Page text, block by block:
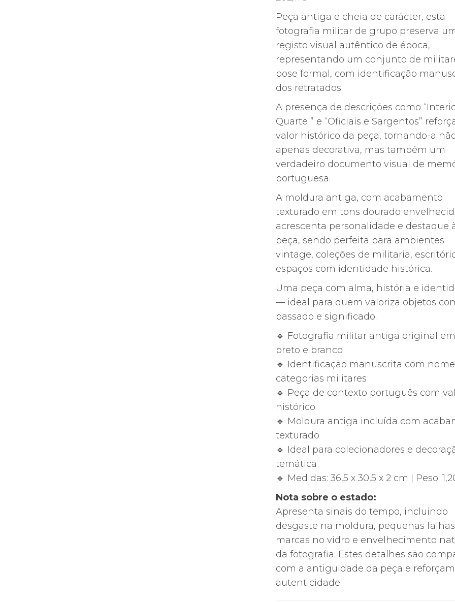
Peça antiga e cheia de carácter, esta
fotografia militar de grupo preserva
registo visual autêntico de época,
representando um conjunto de
pose formal, com identificação
dos retratados.
A presença de descrições como
Quartel” e “Oficiais e Sargentos”
valor histórico da peça, tornando-a
apenas decorativa, mas também um
verdadeiro documento visual de
portuguesa.
A moldura antiga, com acabamento
texturado em tons dourado
acrescenta personalidade e destaque
peça, sendo perfeita para ambientes
vintage, coleções de militaria,
espaços com identidade histórica.
Uma peça com alma, história e
— ideal para quem valoriza objetos
passado e significado.
🔹 Fotografia militar antiga original em
preto e branco
🔹 Identificação manuscrita com
categorias militares
🔹 Peça de contexto português com
histórico
🔹 Moldura antiga incluída com
texturado
🔹 Ideal para colecionadores e
temática
🔹 Medidas: 36,5 x 30,5 x 2 cm | Peso:
Nota sobre o estado:
Apresenta sinais do tempo, incluindo
desgaste na moldura, pequenas
marcas no vidro e envelhecimento
da fotografia. Estes detalhes são
com a antiguidade da peça e
autenticidade.